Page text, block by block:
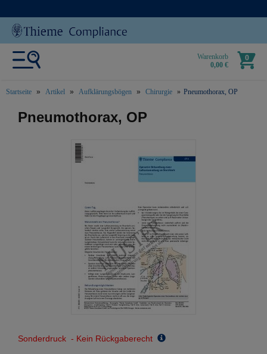
Warenkorb
0,00 €
0
Startseite Artikel Aufklärungsbögen Chirurgie Pneumothorax, OP
text.skipToContent
text.skipToNavigation
Pneumothorax, OP
Sonderdruck - Kein Rückgaberecht